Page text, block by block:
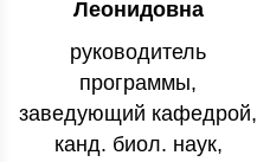
Леонидовна
руководитель
программы,
заведующий кафедрой,
канд. биол. наук,